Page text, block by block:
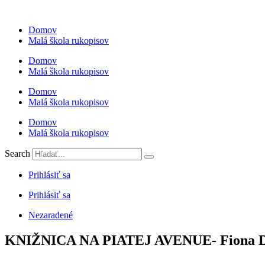
obsah
Domov
Malá škola rukopisov
Domov
Malá škola rukopisov
Domov
Malá škola rukopisov
Domov
Malá škola rukopisov
Search
Prihlásiť sa
Prihlásiť sa
Nezaradené
KNIŽNICA NA PIATEJ AVENUE- Fiona